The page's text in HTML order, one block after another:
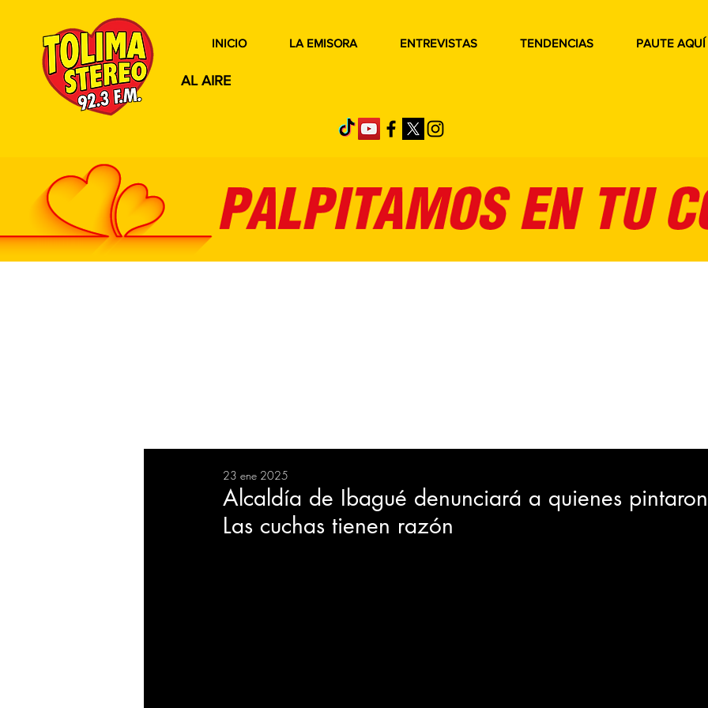
AL AIRE
INICIO LA EMISORA ENTREVISTAS TENDENCIAS PAUTE AQUÍ
BIENESTAR EVENTOS
Alcaldía de Ibagué denunciará a quienes
Las cuchas tienen razón
23 ene 2025